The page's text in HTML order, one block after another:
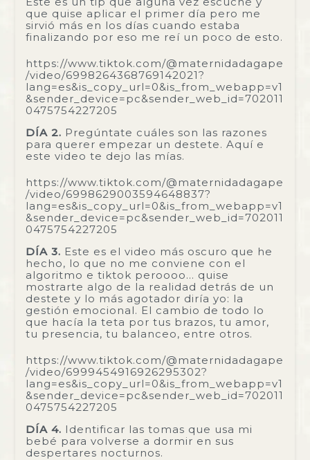
que quise aplicar el primer día pero me
sirvió más en los días cuando estaba
finalizando por eso me reí un poco de esto.
https://www.tiktok.com/@maternidadagape
/video/6998264368769142021?
lang=es&is_copy_url=0&is_from_webapp=v1
&sender_device=pc&sender_web_id=702011
0475754227205
DÍA 2. Pregúntate cuáles son las razones
para querer empezar un destete. Aquí e
este video te dejo las mías.
https://www.tiktok.com/@maternidadagape
/video/6998629003594648837?
lang=es&is_copy_url=0&is_from_webapp=v1
&sender_device=pc&sender_web_id=702011
0475754227205
DÍA 3. Este es el video más oscuro que he
hecho, lo que no me conviene con el
algoritmo e tiktok peroooo… quise
mostrarte algo de la realidad detrás de un
destete y lo más agotador diría yo: la
gestión emocional. El cambio de todo lo
que hacía la teta por tus brazos, tu amor,
tu presencia, tu balanceo, entre otros.
https://www.tiktok.com/@maternidadagape
/video/6999454916926295302?
lang=es&is_copy_url=0&is_from_webapp=v1
&sender_device=pc&sender_web_id=702011
0475754227205
DÍA 4. Identificar las tomas que usa mi
bebé para volverse a dormir en sus
despertares nocturnos.